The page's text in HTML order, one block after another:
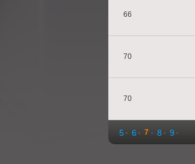
66
70
70
5 6 7 8 9